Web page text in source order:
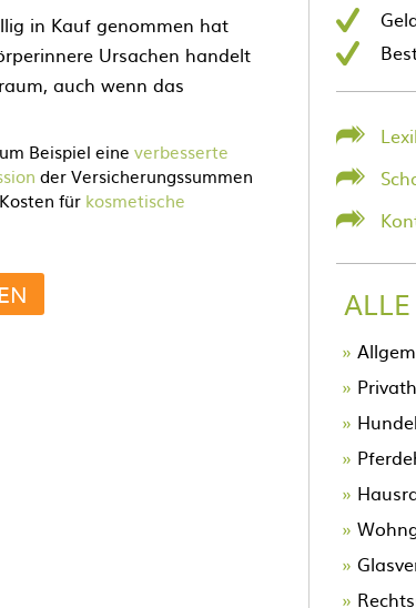
in Kauf genommen hat
Ursachen handelt
auch wenn das
Beispiel eine verbesserte
der Versicherungssummen
für kosmetische